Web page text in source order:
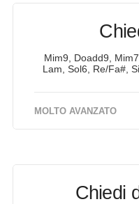
Mim9, Doadd9,
Lam, Sol6, Re/Fa#,
MOLTO AVANZATO
Chiedi